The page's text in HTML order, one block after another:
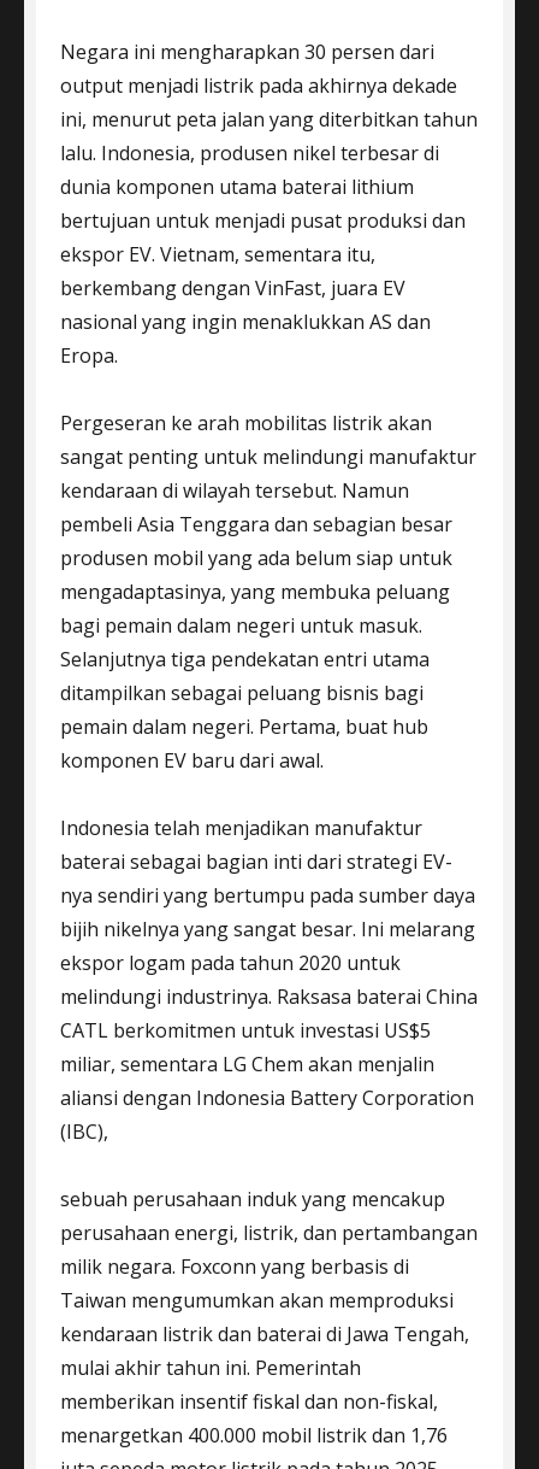
Negara ini mengharapkan 30 persen dari
output menjadi listrik pada akhirnya dekade
ini, menurut peta jalan yang diterbitkan tahun
lalu. Indonesia, produsen nikel terbesar di
dunia komponen utama baterai lithium
bertujuan untuk menjadi pusat produksi dan
ekspor EV. Vietnam, sementara itu,
berkembang dengan VinFast, juara EV
nasional yang ingin menaklukkan AS dan
Eropa.
Pergeseran ke arah mobilitas listrik akan
sangat penting untuk melindungi manufaktur
kendaraan di wilayah tersebut. Namun
pembeli Asia Tenggara dan sebagian besar
produsen mobil yang ada belum siap untuk
mengadaptasinya, yang membuka peluang
bagi pemain dalam negeri untuk masuk.
Selanjutnya tiga pendekatan entri utama
ditampilkan sebagai peluang bisnis bagi
pemain dalam negeri. Pertama, buat hub
komponen EV baru dari awal.
Indonesia telah menjadikan manufaktur
baterai sebagai bagian inti dari strategi EV-
nya sendiri yang bertumpu pada sumber daya
bijih nikelnya yang sangat besar. Ini melarang
ekspor logam pada tahun 2020 untuk
melindungi industrinya. Raksasa baterai China
CATL berkomitmen untuk investasi US$5
miliar, sementara LG Chem akan menjalin
aliansi dengan Indonesia Battery Corporation
(IBC),
sebuah perusahaan induk yang mencakup
perusahaan energi, listrik, dan pertambangan
milik negara. Foxconn yang berbasis di
Taiwan mengumumkan akan memproduksi
kendaraan listrik dan baterai di Jawa Tengah,
mulai akhir tahun ini. Pemerintah
memberikan insentif fiskal dan non-fiskal,
menargetkan 400.000 mobil listrik dan 1,76